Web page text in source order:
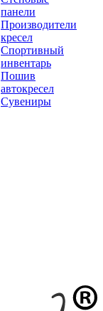
панели
Производители
кресел
Спортивный
инвентарь
Пошив
автокресел
Сувениры